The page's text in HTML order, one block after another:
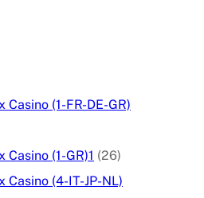
(1-FR-DE-GR)
(1-GR)1 (26)
Casino (4-IT-JP-NL)